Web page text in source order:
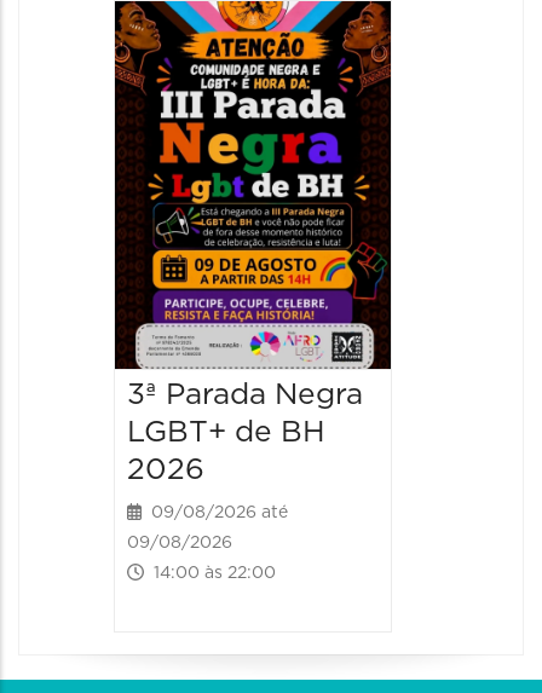
3ª Parada Negra
LGBT+ de BH
2026
09/08/2026 até
09/08/2026
14:00 às 22:00